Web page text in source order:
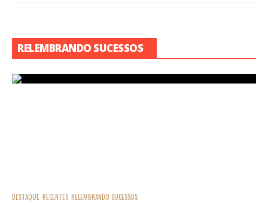
RELEMBRANDO SUCESSOS
DESTAQUE RECENTES RELEMBRANDO SUCESSOS